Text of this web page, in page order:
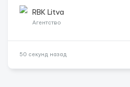
выполнение других поручений
Требования: ...
RBK Litva
Агентство
50 секунд назад